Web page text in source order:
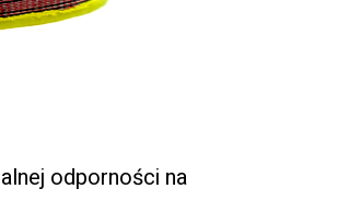
odporności na